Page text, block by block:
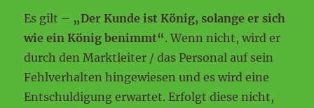
Es gilt – „Der Kunde ist König, solange er sich
wie ein König benimmt“. Wenn nicht, wird er
durch den Marktleiter / das Personal auf sein
Fehlverhalten hingewiesen und es wird eine
Entschuldigung erwartet. Erfolgt diese nicht,